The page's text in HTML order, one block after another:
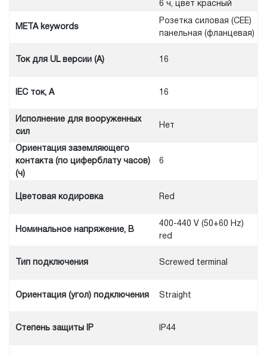
6 ч, цвет красный
META keywords
Розетка силовая (CEE)
панельная (фланцевая)
Ток для UL версии (А) 16
IEC ток, A 16
Исполнение для вооруженных
сил
Нет
Ориентация заземляющего
контакта (по циферблату часов)
(ч)
6
Цветовая кодировка Red
Номинальное напряжение, В
400-440 V (50+60 Hz)
red
Тип подключения Screwed terminal
Ориентация (угол) подключения Straight
Степень защиты IP IP44